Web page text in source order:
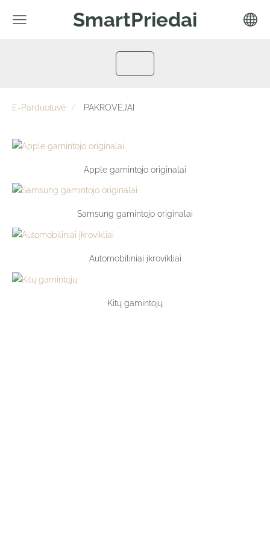
SmartPriedai
E-Parduotuvė PAKROVĖJAI
Apple gamintojo originalai
Samsung gamintojo originalai
Automobiliniai įkrovikliai
Kitų gamintojų